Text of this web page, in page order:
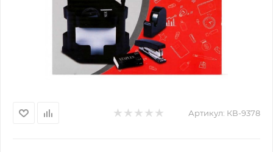
Артикул: КВ-9378